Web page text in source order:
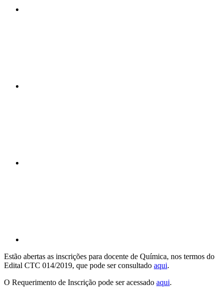
Estão abertas as inscrições para docente de Química, nos termos do
Edital CTC 014/2019, que pode ser consultado aqui.
O Requerimento de Inscrição pode ser acessado aqui.